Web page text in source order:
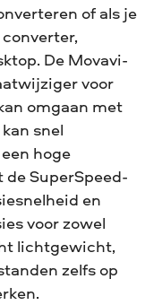
of als je
De Movavi-
voor
omgaan met
snel
hoge
SuperSpeed-
en
voor zowel
lichtgewicht,
zelfs op